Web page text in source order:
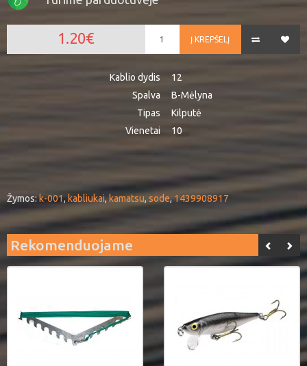
Į KREPŠELĮ
1.20€
Kablio dydis
12
Spalva
B-Mėlyna
Tipas
Kilputė
Vienetai
10
Žymos:k-001, kabliukai,kamatsu, sode,1439908917
Rekomenduojame